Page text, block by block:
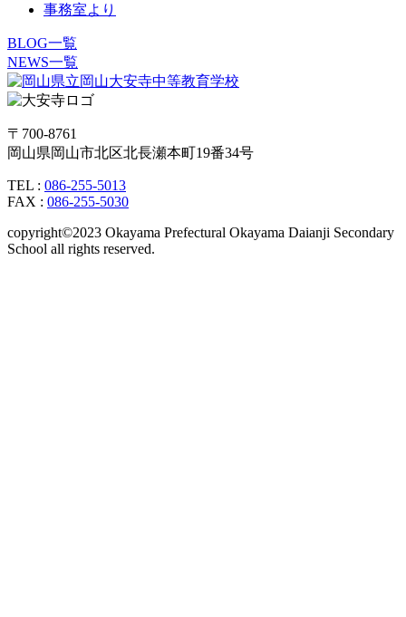
事務室より
BLOG一覧
NEWS一覧
〒700-8761
岡山県岡山市北区北長瀬本町19番34号
TEL : 086-255-5013
FAX : 086-255-5030
copyright©2023 Okayama Prefectural Okayama Daianji Secondary
School all rights reserved.